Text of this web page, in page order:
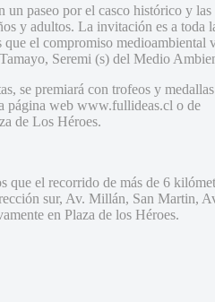
un paseo por el casco histórico y las
y adultos. La invitación es a toda
que el compromiso medioambiental
Seremi (s) del Medio
se premiará con trofeos y
página web www.fullideas.cl o de
de Los Héroes.
que el recorrido de más de 6
sur, Av. Millán, San Martin,
en Plaza de los Héroes.